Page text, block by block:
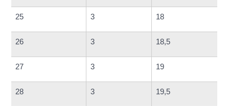
25 3 18
26 3 18,5
27 3 19
28 3 19,5